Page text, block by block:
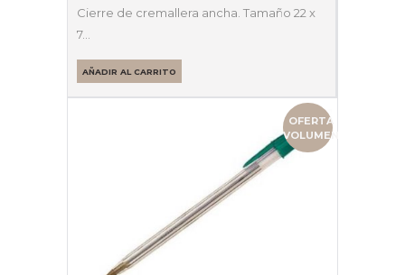
Cierre de cremallera ancha. Tamaño 22 x
7…
AÑADIR AL CARRITO
OFERTA
VOLUMEN